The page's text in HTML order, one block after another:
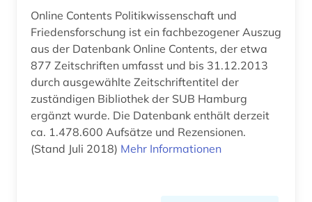
Online Contents Politikwissenschaft und
Friedensforschung ist ein fachbezogener Auszug
aus der Datenbank Online Contents, der etwa
877 Zeitschriften umfasst und bis 31.12.2013
durch ausgewählte Zeitschriftentitel der
zuständigen Bibliothek der SUB Hamburg
ergänzt wurde. Die Datenbank enthält derzeit
ca. 1.478.600 Aufsätze und Rezensionen.
(Stand Juli 2018) Mehr Informationen